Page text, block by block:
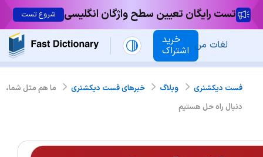
تست رایگان تعیین سطح واژگان انگلیسی شروع تست
خرید
اشتراک لغات من
فست دیکشنری وبلاگ خبرهای فست دیکشنری
ما هم مثل شما،
دنبال راه حل هستیم